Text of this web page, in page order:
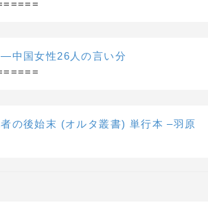
中国女性26人の言い分
の後始末 (オルタ叢書) 単行本 –羽原